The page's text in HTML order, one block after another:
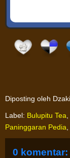
Diposting oleh
Label: Bulupitu Tea
Paninggaran Pedia
0 komentar: